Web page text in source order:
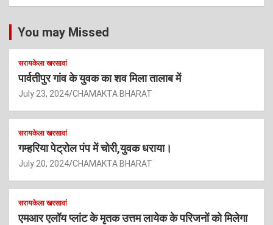
You may Missed
सरायकेला खरसावां
पार्वतीपुर गांव के युवक का शव मिला तालाब में
July 23, 2024 CHAMAKTA BHARAT
सरायकेला खरसावां
गम्हरिया पेट्रोल पंप में चोरी,युवक धराया।
July 20, 2024 CHAMAKTA BHARAT
सरायकेला खरसावां
एमआर एलॉय प्लांट के मृतक उत्तम लायेक के परिजनों को मिलेगा